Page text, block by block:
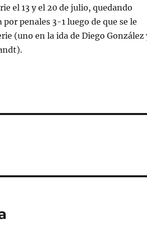
el 13 y el 20 de julio, quedando
penales 3-1 luego de que se le
(uno en la ida de Diego González